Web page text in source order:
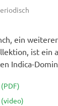
ein
ist ein
Indica-
Erwarte eine
und glückliche
Hinzu kommt
(PDF)
(video)